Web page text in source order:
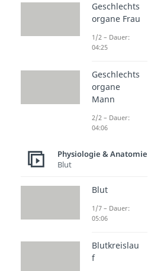
Geschlechts
organe Frau
1/2 – Dauer:
04:25
Geschlechts
organe
Mann
2/2 – Dauer:
04:06
Physiologie & Anatomie
Blut
Blut
1/7 – Dauer:
05:06
Blutkreislau
f